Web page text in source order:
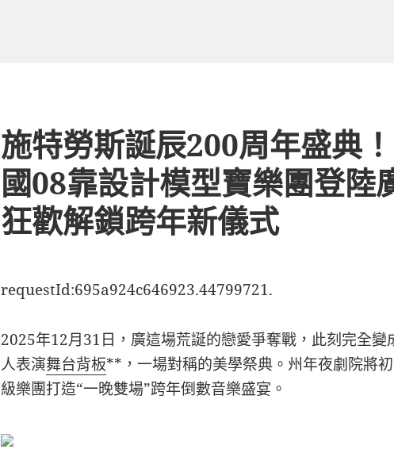
施特勞斯誕辰200周年盛典
國08靠設計模型寶樂團登陸
狂歡解鎖跨年新儀式
requestId:695a924c646923.44799721.
2025年12月31日，廣這場荒誕的戀愛爭奪戰，此刻完全變
人表演舞台背板**，一場對稱的美學祭典。州年夜劇院將
級樂團打造“一晚雙場”跨年倒數音樂盛宴。